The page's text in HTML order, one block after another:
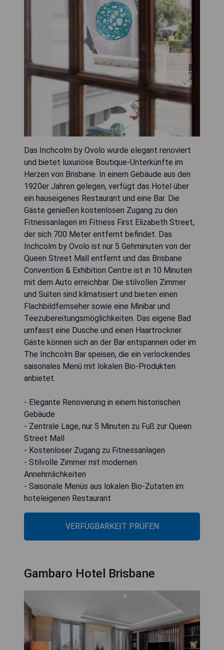
Das Inchcolm by Ovolo wurde elegant renoviert
und bietet luxuriöse Boutique-Unterkünfte im
Herzen von Brisbane. In einem Gebäude aus den
1920er Jahren gelegen, verfügt das Hotel über
ein hauseigenes Restaurant und eine Bar. Die
Gäste genießen kostenlosen Zugang zu den
Fitnessanlagen im Fitness First Elizabeth Street,
der sich 700 Meter entfernt befindet. Das
Inchcolm by Ovolo ist nur 5 Gehminuten von der
Queen Street Mall entfernt und das Brisbane
Convention & Exhibition Centre ist in 10 Minuten
mit dem Auto erreichbar. Die stilvollen Zimmer
und Suiten sind klimatisiert und bieten einen
Flachbildfernseher sowie eine Minibar und
Teezubereitungsmöglichkeiten. Das eigene Bad
umfasst eine Dusche und einen Haartrockner.
Gäste können sich an der Bar entspannen oder im
The Inchcolm Bar speisen, die ein verlockendes
saisonales Menü mit lokalen Bio-Produkten
anbietet.
- Elegante Renovierung in einem historischen
Gebäude
- Zentrale Lage, nur 5 Minuten zu Fuß zur Queen
Street Mall
- Kostenloser Zugang zu Fitnessanlagen
- Stilvolle Zimmer mit modernen
Annehmlichkeiten
- Saisonale Menüs aus lokalen Bio-Zutaten im
hoteleigenen Restaurant
VERFÜGBARKEIT PRÜFEN
Gambaro Hotel Brisbane